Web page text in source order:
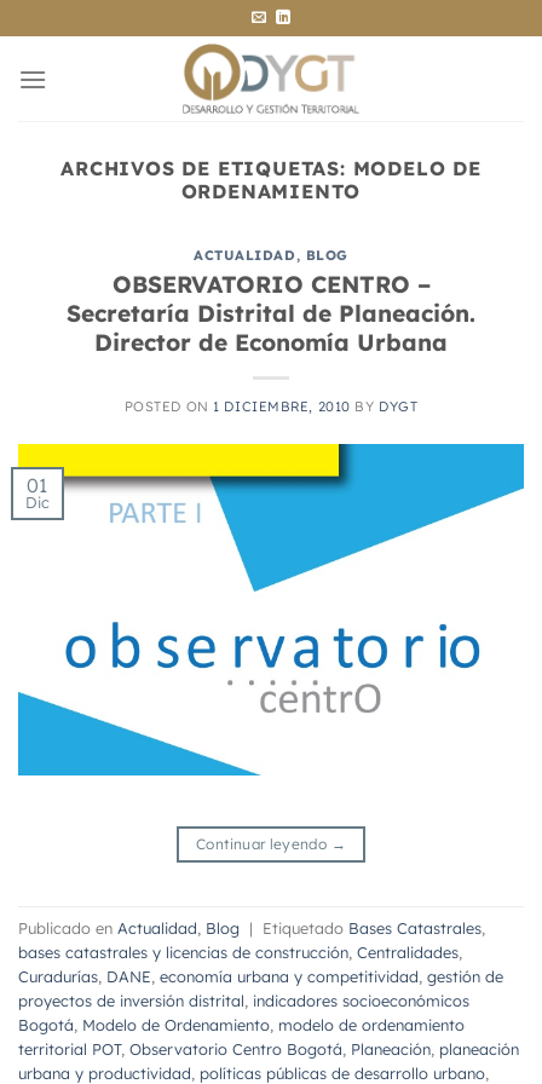
al
contenido
ARCHIVOS DE ETIQUETAS: MODELO DE
ORDENAMIENTO
ACTUALIDAD, BLOG
OBSERVATORIO CENTRO –
Secretaría Distrital de Planeación.
Director de Economía Urbana
POSTED ON 1 DICIEMBRE, 2010 BY DYGT
01
Dic
Continuar leyendo →
Publicado en Actualidad Blog | Etiquetado Bases Catastrales
bases catastrales y licencias de construcción Centralidades
Curadurías DANE economía urbana y competitividad gestión de
proyectos de inversión distrital indicadores socioeconómicos
Bogotá Modelo de Ordenamiento modelo de ordenamiento
territorial POT, Observatorio Centro Bogotá Planeación planeación
urbana y productividad políticas públicas de desarrollo urbano